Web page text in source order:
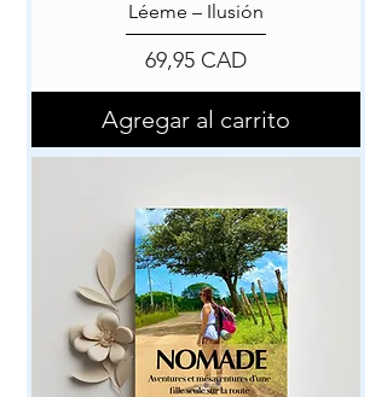
Léeme – Ilusión
Precio
69,95 CAD
Agregar al carrito